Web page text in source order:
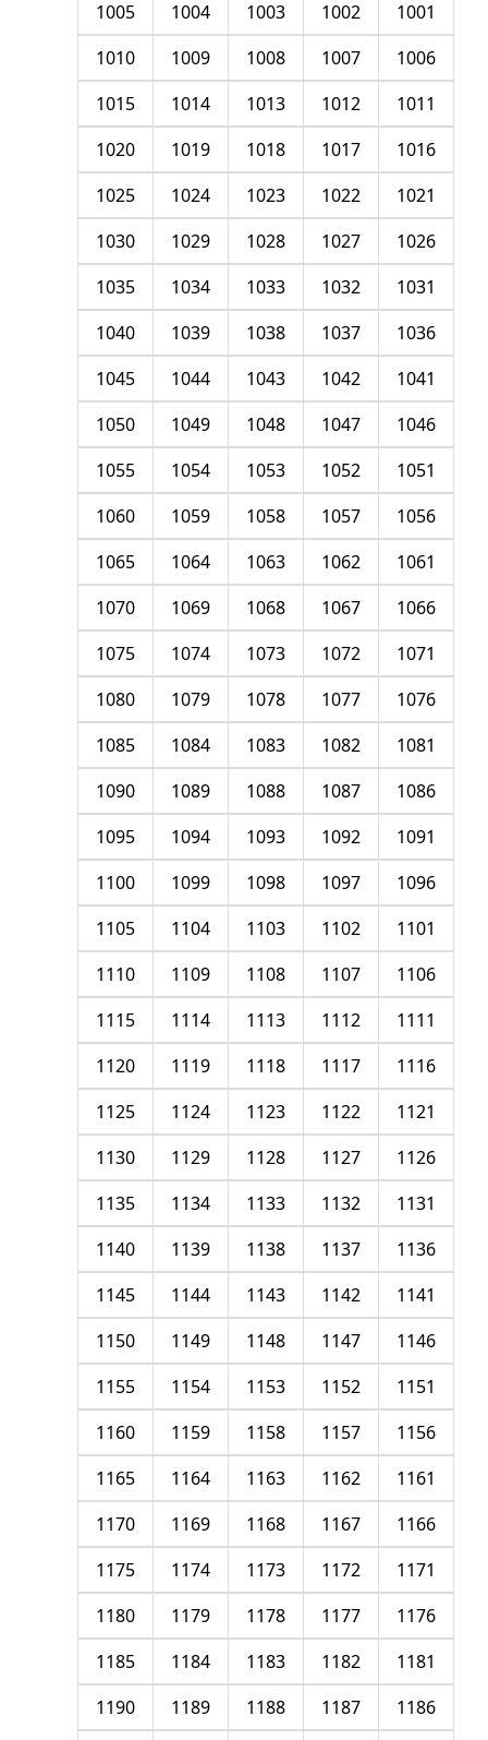
1001
1002
1003
1004
1005
1006
1007
1008
1009
1010
1011
1012
1013
1014
1015
1016
1017
1018
1019
1020
1021
1022
1023
1024
1025
1026
1027
1028
1029
1030
1031
1032
1033
1034
1035
1036
1037
1038
1039
1040
1041
1042
1043
1044
1045
1046
1047
1048
1049
1050
1051
1052
1053
1054
1055
1056
1057
1058
1059
1060
1061
1062
1063
1064
1065
1066
1067
1068
1069
1070
1071
1072
1073
1074
1075
1076
1077
1078
1079
1080
1081
1082
1083
1084
1085
1086
1087
1088
1089
1090
1091
1092
1093
1094
1095
1096
1097
1098
1099
1100
1101
1102
1103
1104
1105
1106
1107
1108
1109
1110
1111
1112
1113
1114
1115
1116
1117
1118
1119
1120
1121
1122
1123
1124
1125
1126
1127
1128
1129
1130
1131
1132
1133
1134
1135
1136
1137
1138
1139
1140
1141
1142
1143
1144
1145
1146
1147
1148
1149
1150
1151
1152
1153
1154
1155
1156
1157
1158
1159
1160
1161
1162
1163
1164
1165
1166
1167
1168
1169
1170
1171
1172
1173
1174
1175
1176
1177
1178
1179
1180
1181
1182
1183
1184
1185
1186
1187
1188
1189
1190